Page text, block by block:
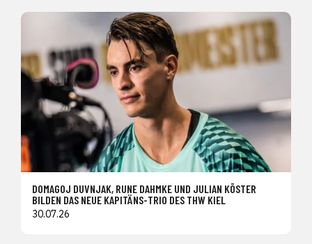
DOMAGOJ DUVNJAK, RUNE DAHMKE UND JULIAN KÖSTER
BILDEN DAS NEUE KAPITÄNS-TRIO DES THW KIEL
30.07.26